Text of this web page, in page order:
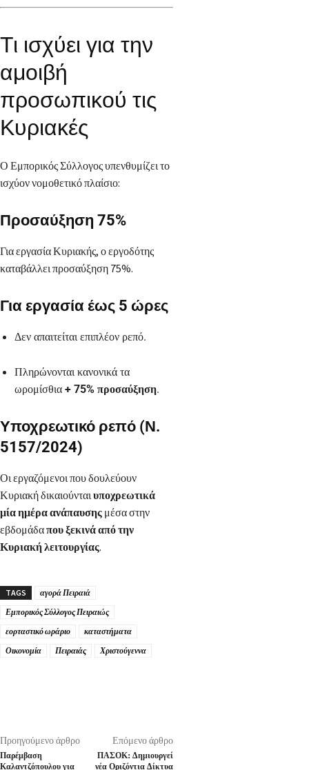
Τι ισχύει για την
αμοιβή
προσωπικού τις
Κυριακές
Ο Εμπορικός Σύλλογος υπενθυμίζει το
ισχύον νομοθετικό πλαίσιο:
Προσαύξηση 75%
Για εργασία Κυριακής, ο εργοδότης
καταβάλλει προσαύξηση 75%.
Για εργασία έως 5 ώρες
Δεν απαιτείται επιπλέον ρεπό.
Πληρώνονται κανονικά τα
ωρομίσθια + 75% προσαύξηση.
Υποχρεωτικό ρεπό (Ν.
5157/2024)
Οι εργαζόμενοι που δουλεύουν
Κυριακή δικαιούνται υποχρεωτικά
μία ημέρα ανάπαυσης μέσα στην
εβδομάδαπου ξεκινά από την
Κυριακή λειτουργίας.
TAGS
αγορά Πειραιά
Εμπορικός Σύλλογος Πειραιώς
εορταστικό ωράριο
καταστήματα
Οικονομία
Πειραιάς Χριστούγεννα
Προηγούμενο άρθρο
Παρέμβαση
Καλαντζόπουλου για
Επόμενο άρθρο
ΠΑΣΟΚ: Δημιουργεί
νέα Οριζόντια Δίκτυα